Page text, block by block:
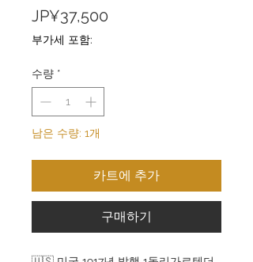
JP¥37,500
부가세 포함:
수량 *
남은 수량: 1개
카트에 추가
구매하기